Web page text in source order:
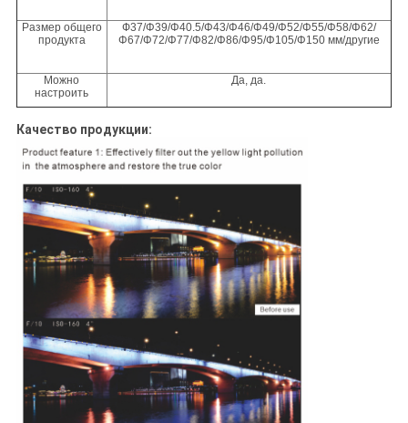
Размер общего
продукта
Ф37/Φ39/Φ40.5/Φ43/Φ46/Φ49/Φ52/Φ55/Φ58/Φ62/
Φ67/Φ72/Φ77/Φ82/Φ86/Φ95/Φ105/Φ150 мм/другие
Можно
настроить
Да, да.
Качество продукции: